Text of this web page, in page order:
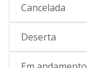
Cancelada
Deserta